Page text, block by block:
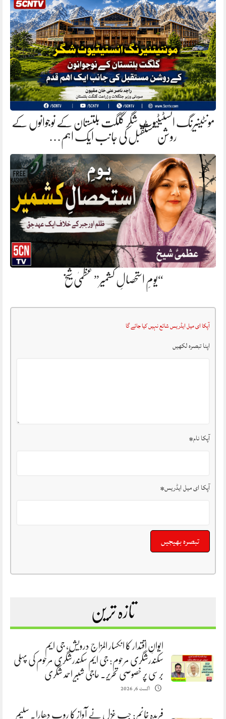
مونٹینیرنگ انسٹیٹیوٹ شگر گلگت بلتستان کے نوجوانوں کے
روشن مستقبل کی جانب ایک اہم…
“یومِ استحصالِ کشمیر” عظمیٰ شیخ
آپکا ای میل ایڈریس شائع نہیں کیا جائے گا
اپنا تبصرہ لکھیں
آپکا نام*
آپکا ای میل ایڈریس*
تازہ ترین
ایوانِ اقتدار کا انکسار المزاج درویش، جی ایم
سکندرشگری مرحوم: جی ایم سکندرشگری مرحوم کی پہلی
برسی پر خصوصی تحریر. حاجی شبیر احمد شگری
اگست 6, 2026
فریدہ خانم: جب غزل نے آواز کا روپ دھارا. سلیم